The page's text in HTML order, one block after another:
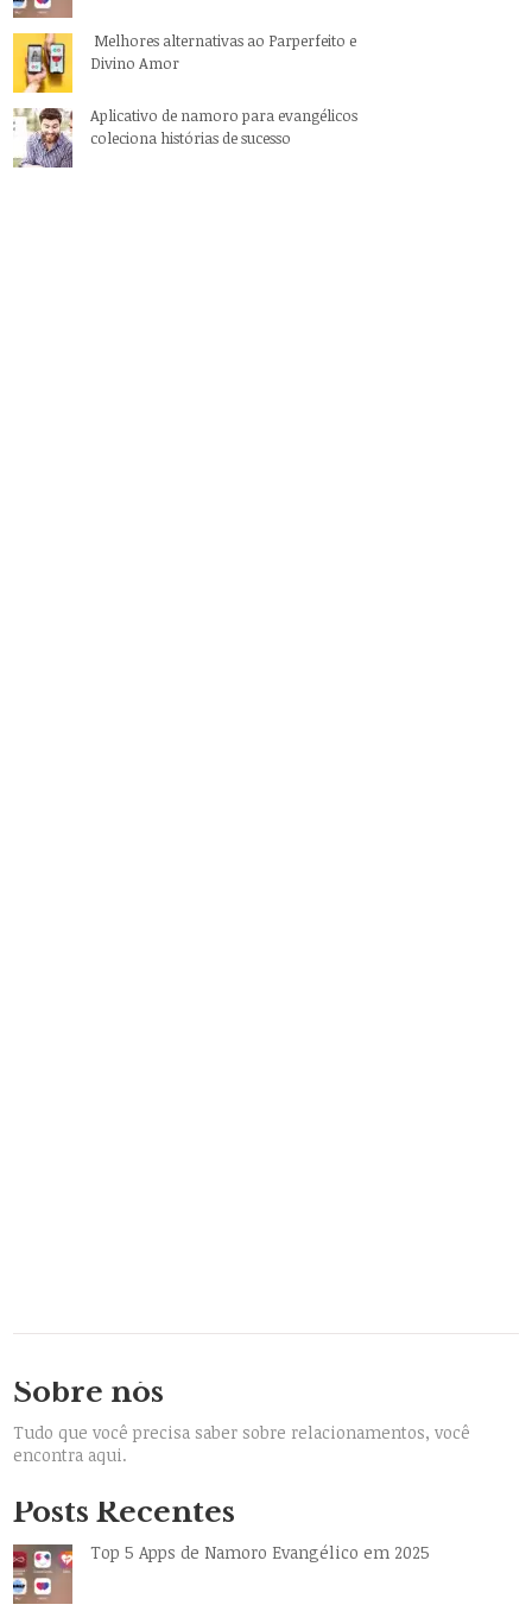
Melhores alternativas ao Parperfeito e
Divino Amor
Aplicativo de namoro para evangélicos
coleciona histórias de sucesso
Sobre nós
Tudo que você precisa saber sobre relacionamentos, você
encontra aqui.
Posts Recentes
Top 5 Apps de Namoro Evangélico em 2025